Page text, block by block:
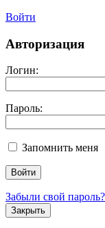
Войти
Авторизация
Логин:
Пароль:
Запомнить меня
Забыли свой пароль?
Закрыть